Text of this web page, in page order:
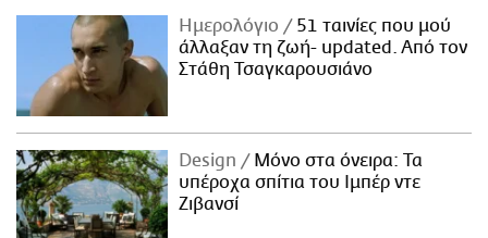
Ημερολόγιο
51 ταινίες που μού
άλλαξαν τη ζωή- updated. Aπό τον
Στάθη Τσαγκαρουσιάνο
Design
Μόνο στα όνειρα: Τα
υπέροχα σπίτια του Ιμπέρ ντε
Ζιβανσί